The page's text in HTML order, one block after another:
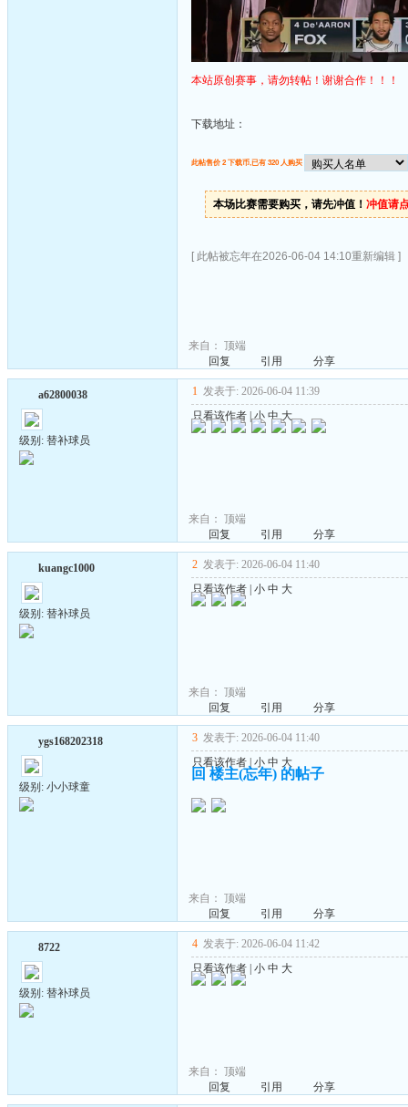
本站原创赛事，请勿转帖！谢谢合作！！！
下载地址：
此帖售价 2 下载币,已有 320 人购买
本场比赛需要购买，请先冲值！ 冲值请
[ 此帖被忘年在2026-06-04 14:10重新编辑 ]
来自： 顶端
回复
引用 分享
a62800038
级别: 替补球员
1 发表于: 2026-06-04 11:39
只看该作者 |小 中 大
来自： 顶端
回复
引用 分享
kuangc1000
级别: 替补球员
2 发表于: 2026-06-04 11:40
只看该作者 小 中 大
来自： 顶端
回复
引用 分享
ygs168202318
级别: 小小球童
3 发表于: 2026-06-04 11:40
只看该作者| 小 中 大
回 楼主(忘年) 的帖子
来自： 顶端
回复
引用 分享
8722
级别: 替补球员
4 发表于: 2026-06-04 11:42
只看该作者 小 中 大
来自： 顶端
回复
引用 分享